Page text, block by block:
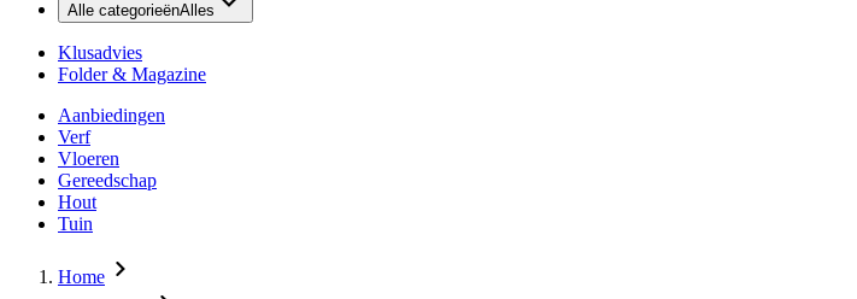
Alle categorieënAlles
Klusadvies
Folder & Magazine
Aanbiedingen
Verf
Vloeren
Gereedschap
Hout
Tuin
Home